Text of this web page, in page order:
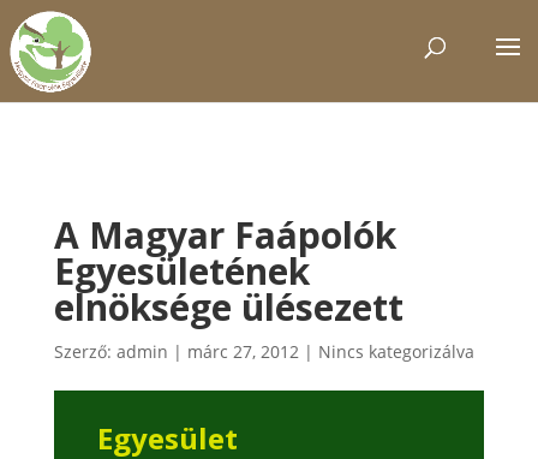
A Magyar Faápolók
Egyesületének
elnöksége ülésezett
Szerző: admin | márc 27, 2012| Nincs kategorizálva
Egyesület